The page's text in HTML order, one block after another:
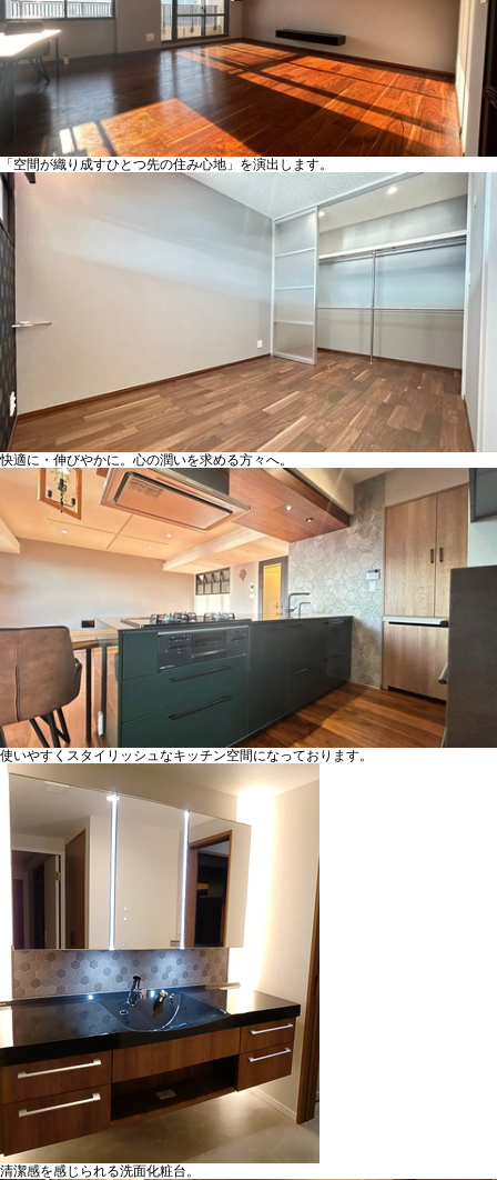
「空間が織り成すひとつ先の住み心地」を演出します。
快適に・伸びやかに。心の潤いを求める方々へ。
使いやすくスタイリッシュなキッチン空間になっております。
清潔感を感じられる洗面化粧台。